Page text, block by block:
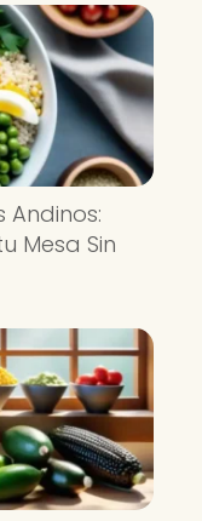
Andinos:
Mesa Sin